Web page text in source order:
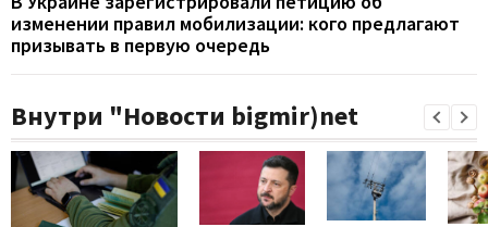
изменении правил мобилизации: кого предлагают
призывать в первую очередь
Внутри "Новости bigmir)net